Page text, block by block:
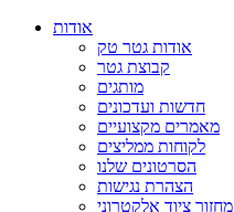
אודות
אודות גטר טק
קבוצת גטר
מותגים
חדשות ועדכונים
מאמרים מקצועיים
לקוחות ממליצים
הסרטונים שלנו
הצהרת נגישות
מחזור ציוד אלקטרוני